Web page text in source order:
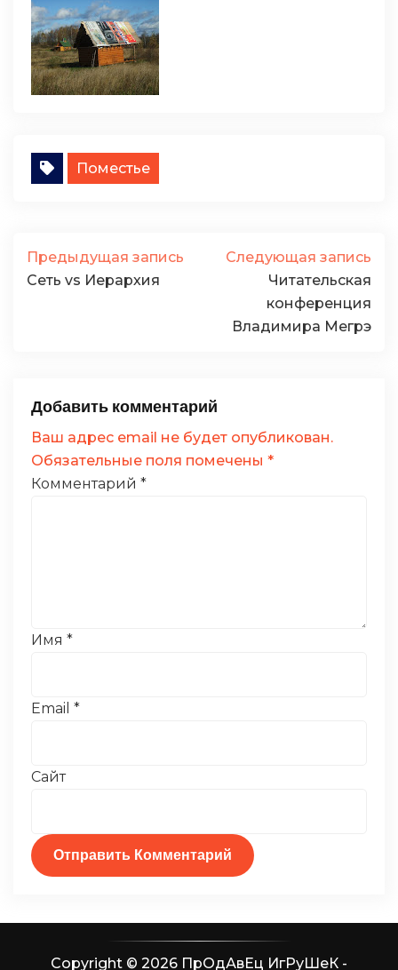
Поместье
Предыдущая запись
Сеть vs Иерархия
Следующая запись
Читательская
конференция
Владимира Мегрэ
Добавить комментарий
Ваш адрес email не будет опубликован.
Обязательные поля помечены *
Комментарий *
Имя *
Email *
Сайт
Copyright © 2026 ПрОдАвЕц ИгРуШеК -